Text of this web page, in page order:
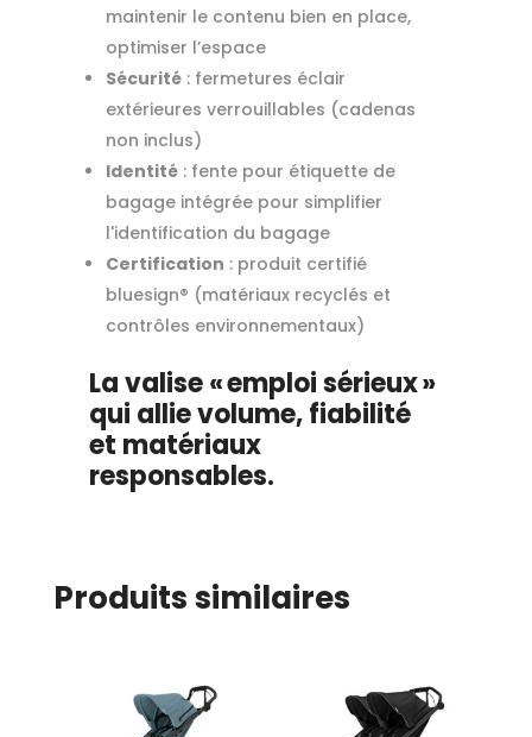
maintenir le contenu bien en place,
optimiser l’espace
Sécurité: fermetures éclair
extérieures verrouillables (cadenas
non inclus)
Identité: fente pour étiquette de
bagage intégrée pour simplifier
l'identification du bagage
Certification : produit certifié
bluesign® (matériaux recyclés et
contrôles environnementaux)
La valise « emploi sérieux »
qui allie volume, fiabilité
et matériaux
responsables.
Produits similaires